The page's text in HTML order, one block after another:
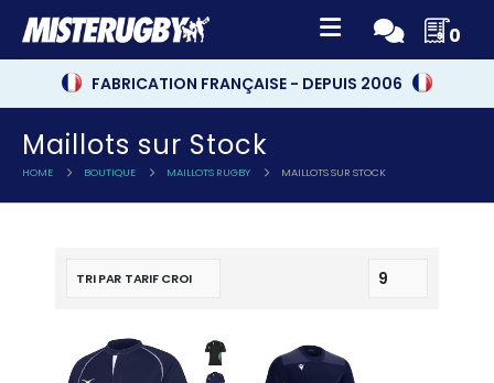
0
FABRICATION FRANÇAISE - DEPUIS 2006
Maillots sur Stock
HOME BOUTIQUE MAILLOTS RUGBY MAILLOTS SUR STOCK